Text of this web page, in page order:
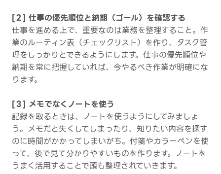
[２] 仕事の優先順位と納期（ゴール）を確認する
仕事を進める上で、重要なのは業務を整理すること。作
業のルーティン表（チェックリスト）を作り、タスク管
理をしっかりとできるようにします。仕事の優先順位や
納期を常に把握していれば、今やるべき作業が明確にな
ります。
[３] メモでなくノートを使う
記録を取るときは、ノートを使うようにしてみましょ
う。メモだと失くしてしまったり、知りたい内容を探す
のに時間がかかってしまいがち。付箋やカラーペンを使
って、後で見て分かりやすいものを作ります。ノートを
うまく活用することで頭も整理されていきます。